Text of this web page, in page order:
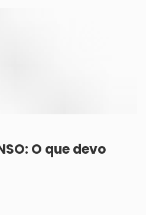
O que devo